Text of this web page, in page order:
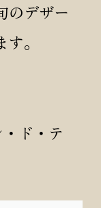
のデザー
。
ド・テ